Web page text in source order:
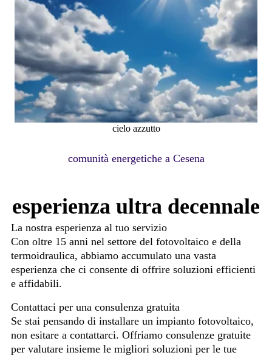
cielo azzutto
comunità energetiche a Cesena
esperienza ultra decennale
La nostra esperienza al tuo servizio
Con oltre 15 anni nel settore del fotovoltaico e della
termoidraulica, abbiamo accumulato una vasta
esperienza che ci consente di offrire soluzioni efficienti
e affidabili.
Contattaci per una consulenza gratuita
Se stai pensando di installare un impianto fotovoltaico,
non esitare a contattarci. Offriamo consulenze gratuite
per valutare insieme le migliori soluzioni per le tue